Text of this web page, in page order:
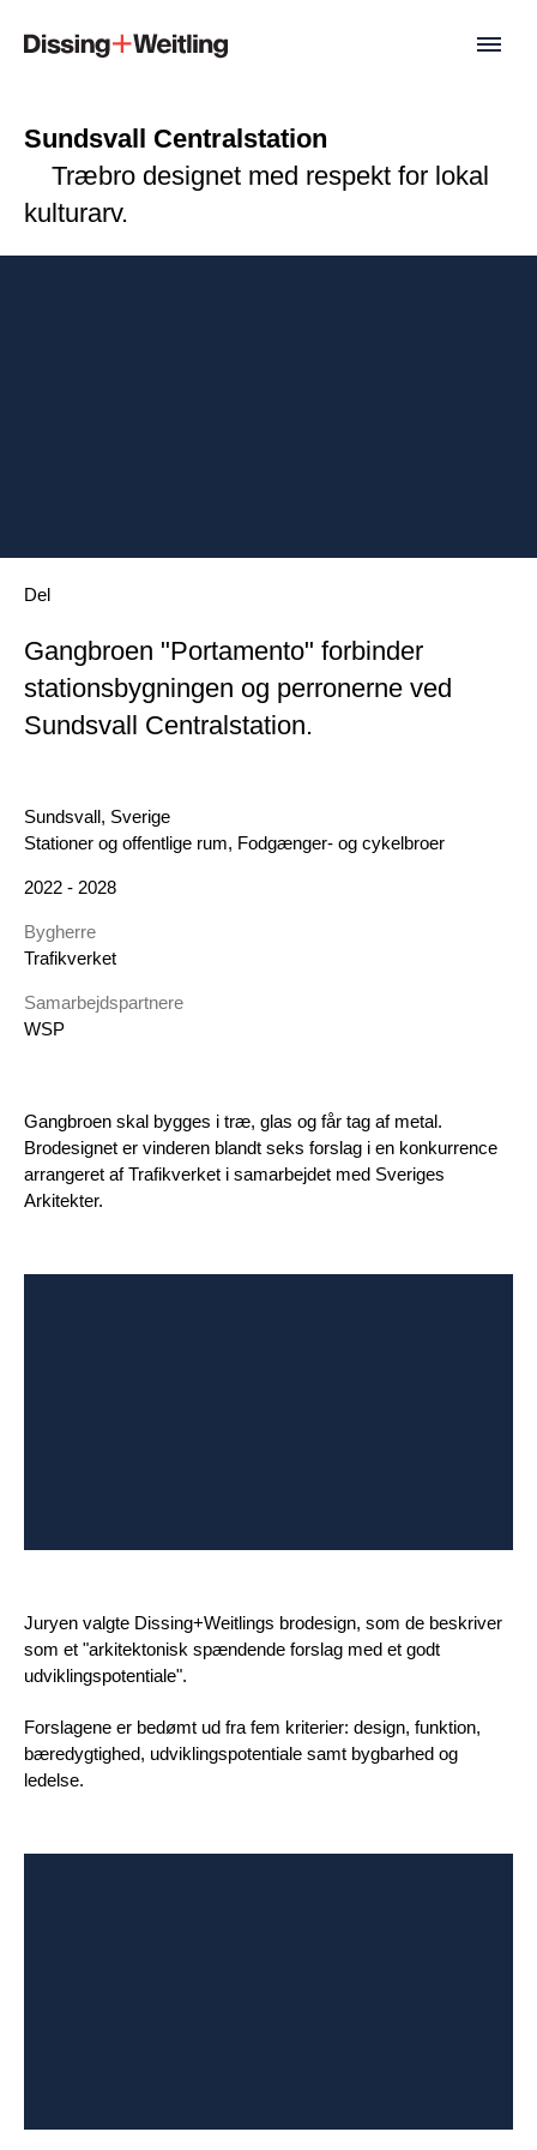
Sundsvall Centralstation
Træbro designet med respekt for lokal
kulturarv.
Gangbroen "Portamento" forbinder
stationsbygningen og perronerne ved
Sundsvall Centralstation.
Del
Geografi
Sundsvall, Sverige
DK Category
Stationer og offentlige rum, Fodgænger- og cykelbroer
År
2022 - 2028
Bygherre
Trafikverket
Samarbejdspartnere
WSP
Gangbroen skal bygges i træ, glas og får tag af metal.
Brodesignet er vinderen blandt seks forslag i en konkurrence
arrangeret af Trafikverket i samarbejdet med Sveriges
Arkitekter.
Juryen valgte Dissing+Weitlings brodesign, som de beskriver
som et "arkitektonisk spændende forslag med et godt
udviklingspotentiale".
Forslagene er bedømt ud fra fem kriterier: design, funktion,
bæredygtighed, udviklingspotentiale samt bygbarhed og
ledelse.